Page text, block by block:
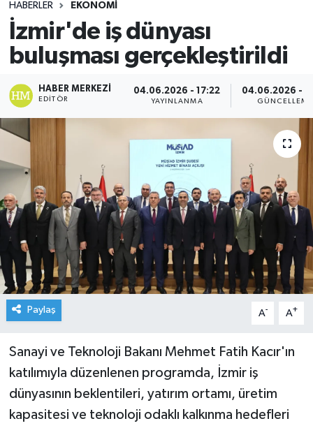
HABERLER EKONOMİ
İzmir'de iş dünyası
buluşması gerçekleştirildi
HABER MERKEZI
EDITÖR
04.06.2026 - 17:22
YAYINLANMA
04.06.2026 -
GÜNCELLEME
Paylaş A- A+
Sanayi ve Teknoloji Bakanı Mehmet Fatih Kacır'ın
katılımıyla düzenlenen programda, İzmir iş
dünyasının beklentileri, yatırım ortamı, üretim
kapasitesi ve teknoloji odaklı kalkınma hedefleri